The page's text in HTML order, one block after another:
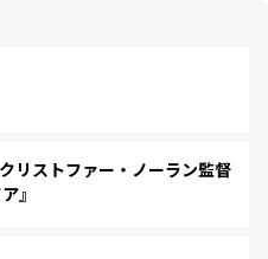
リストファー・ノーラン監督
』